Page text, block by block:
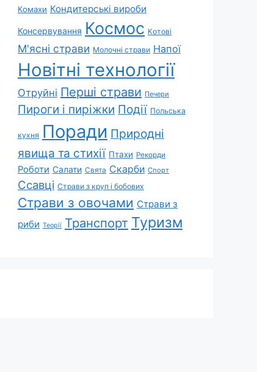
Комахи Кондитерські вироби
Консервування Космос Котові
М'ясні страви Молочні страви Напої
Новітні технології
Отруйні Перші страви Печери
Пироги і пиріжки Події Польська
кухня Поради Природні
явища та стихії Птахи Рекорди
Роботи Салати Свята Скарби Спорт
Ссавці Страви з круп і бобових
Страви з овочами Страви з
риби Теорії Транспорт Туризм